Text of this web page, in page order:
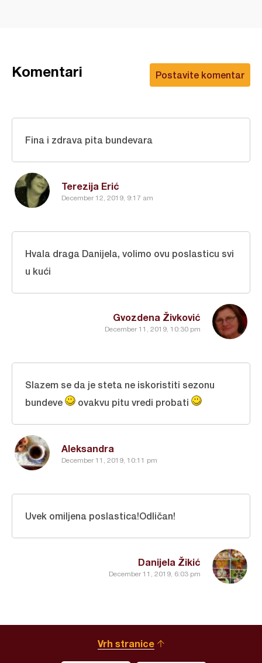
Postavite komentar
Komentari
Terezija Erić
December 12, 2019, 9:17 am
Fina i zdrava pita bundevara
Gvozdena Živković
December 11, 2019, 10:30 pm
Hvala draga Danijela, volimo ovu poslasticu svi
u kući
Aleksandra
December 11, 2019, 10:11 pm
Slazem se da je steta ne iskoristiti sezonu
bundeve
ovakvu pitu vredi probati
Danijela Žikić
December 11, 2019, 6:03 pm
Uvek omiljena poslastica!Odličan!
Vrh stranice